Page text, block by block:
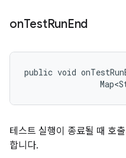
onTestRunEnd
public void
테스트 실행이 종료될 때 호
합니다.